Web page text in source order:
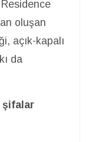
oluşan
açık-kapalı
da
şifalar